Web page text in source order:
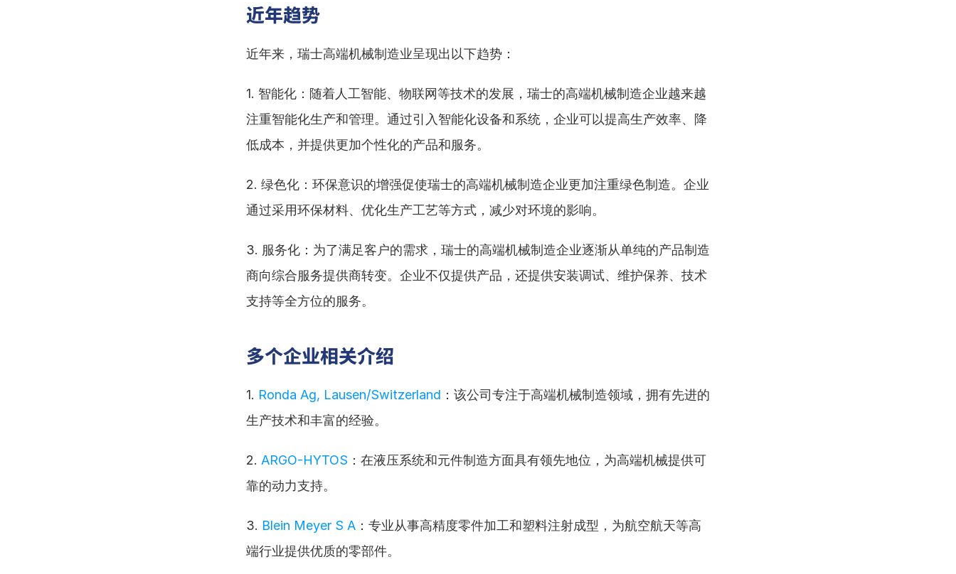
近年趋势
近年来，瑞士高端机械制造业呈现出以下趋势：
1. 智能化：随着人工智能、物联网等技术的发展，瑞士的高端机械制造企业越来越
注重智能化生产和管理。通过引入智能化设备和系统，企业可以提高生产效率、降
低成本，并提供更加个性化的产品和服务。
2. 绿色化：环保意识的增强促使瑞士的高端机械制造企业更加注重绿色制造。企业
通过采用环保材料、优化生产工艺等方式，减少对环境的影响。
3. 服务化：为了满足客户的需求，瑞士的高端机械制造企业逐渐从单纯的产品制造
商向综合服务提供商转变。企业不仅提供产品，还提供安装调试、维护保养、技术
支持等全方位的服务。
多个企业相关介绍
1. Ronda Ag, Lausen/Switzerland ：该公司专注于高端机械制造领域，拥有先进的
生产技术和丰富的经验。
2. ARGO-HYTOS ：在液压系统和元件制造方面具有领先地位，为高端机械提供可
靠的动力支持。
3. Blein Meyer S A ：专业从事高精度零件加工和塑料注射成型，为航空航天等高
端行业提供优质的零部件。